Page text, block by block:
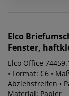
Elco
Fenster,
Elco Office
• Format: C6 •
Abziehstreifen •
Material: Papier